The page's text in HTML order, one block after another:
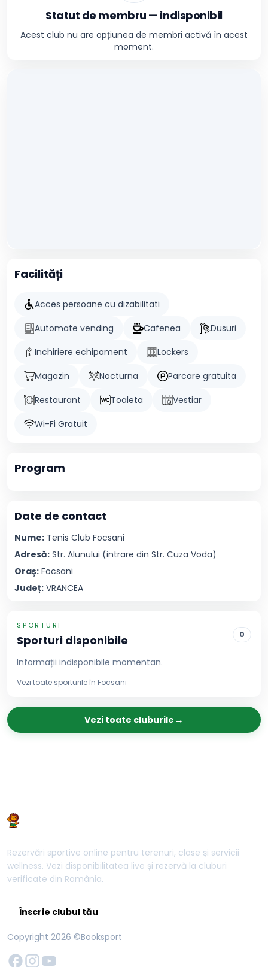
Statut de membru — indisponibil
Acest club nu are opțiunea de membri activă în acest
moment.
Facilități
Acces persoane cu dizabilitati
Automate vending
Cafenea
Dusuri
Inchiriere echipament
Lockers
Magazin
Nocturna
Parcare gratuita
Restaurant
Toaleta
Vestiar
Wi-Fi Gratuit
Program
Date de contact
Nume: Tenis Club Focsani
Adresă: Str. Alunului (intrare din Str. Cuza Voda)
Oraș: Focsani
Județ: VRANCEA
SPORTURI
Sporturi disponibile 0
Informații indisponibile momentan.
Vezi toate sporturile în Focsani
Vezi toate cluburile →
Rezervări sportive online pentru terenuri, clase și servicii
wellness. Vezi disponibilitatea live și rezervă la cluburi
verificate din România.
Înscrie clubul tău
Copyright 2026 ©Booksport